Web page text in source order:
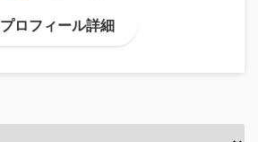
プロフィール詳細